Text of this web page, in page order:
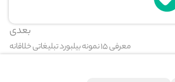
بعدی
معرفی ۱۵ نمونه بیلبورد تبلیغاتی خلاقانه